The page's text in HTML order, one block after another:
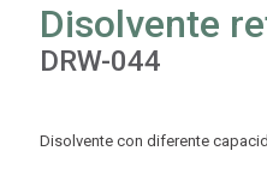
Disolvente
DRW-044
Disolvente con diferente